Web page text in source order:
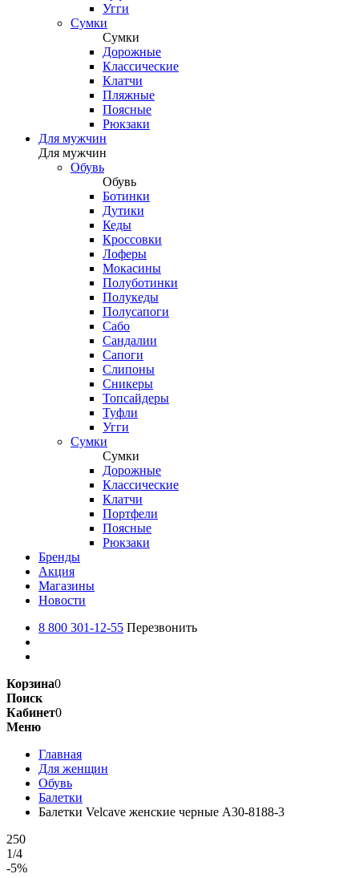
Угги
Сумки
Сумки
Дорожные
Классические
Клатчи
Пляжные
Поясные
Рюкзаки
Для мужчин
Для мужчин
Обувь
Обувь
Ботинки
Дутики
Кеды
Кроссовки
Лоферы
Мокасины
Полуботинки
Полукеды
Полусапоги
Сабо
Сандалии
Сапоги
Слипоны
Сникеры
Топсайдеры
Туфли
Угги
Сумки
Сумки
Дорожные
Классические
Клатчи
Портфели
Поясные
Рюкзаки
Бренды
Акция
Магазины
Новости
8 800 301-12-55 Перезвонить
Корзина0
Поиск
Кабинет0
Меню
Главная
Для женщин
Обувь
Балетки
Балетки Velcave женские черные A30-8188-3
250
1/4
-5%